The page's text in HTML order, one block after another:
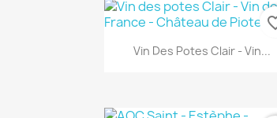
Aperçu rapide
Vin Des Potes Clair - Vin...